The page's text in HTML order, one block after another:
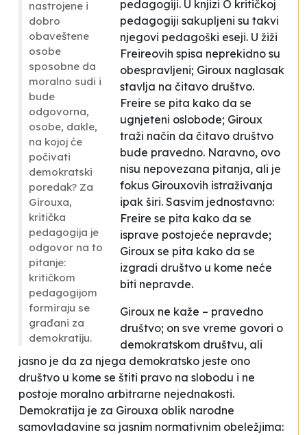
nastrojene i
dobro
obaveštene
osobe
sposobne da
moralno sudi i
bude
odgovorna,
osobe, dakle,
na kojoj će
počivati
demokratski
poredak? Za
Girouxa,
kritička
pedagogija je
odgovor na to
pitanje:
kritičkom
pedagogijom
formiraju se
građani za
demokratiju.
pedagogiji. U knjizi O kritičkoj
pedagogiji sakupljeni su takvi
njegovi pedagoški eseji. U žiži
Freireovih spisa neprekidno su
obespravljeni; Giroux naglasak
stavlja na čitavo društvo.
Freire se pita kako da se
ugnjeteni oslobode; Giroux
traži način da čitavo društvo
bude pravedno. Naravno, ovo
nisu nepovezana pitanja, ali je
fokus Girouxovih istraživanja
ipak širi. Sasvim jednostavno:
Freire se pita kako da se
isprave postojeće nepravde;
Giroux se pita kako da se
izgradi društvo u kome neće
biti nepravde.
Giroux ne kaže – pravedno
društvo; on sve vreme govori o
demokratskom društvu, ali
jasno je da za njega demokratsko jeste ono
društvo u kome se štiti pravo na slobodu i ne
postoje moralno arbitrarne nejednakosti.
Demokratija je za Girouxa oblik narodne
samovladavine sa jasnim normativnim obeležjima: